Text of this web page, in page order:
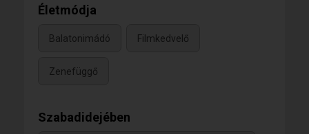
Életmódja
Balatonimádó Filmkedvelő
Zenefüggő
Szabadidejében